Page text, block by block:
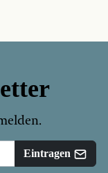
Eintragen